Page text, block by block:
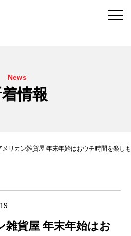
News
情報
メリカン雑貨屋 年末年始はおウチ時間を楽し
雑貨屋 年末年始はお